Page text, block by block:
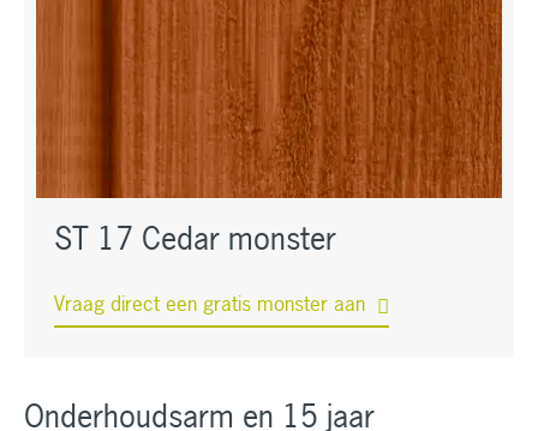
ST 17 Cedar monster
Vraag direct een gratis monster aan
Onderhoudsarm en 15 jaar